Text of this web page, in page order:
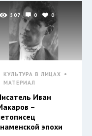
507 0 0
КУЛЬТУРА В ЛИЦАХ
МАТЕРИАЛ
Иван
–
эпохи